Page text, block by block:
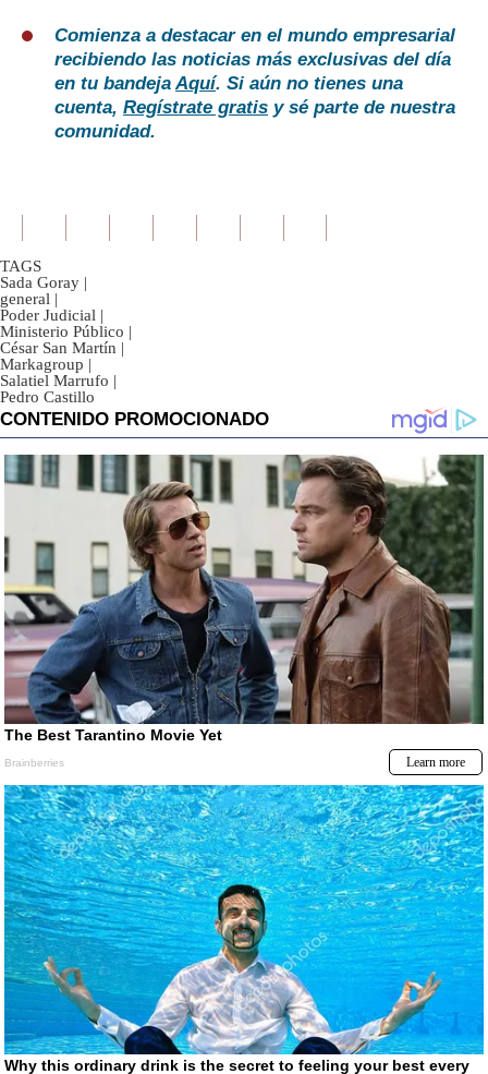
Comienza a destacar en el mundo empresarial
recibiendo las noticias más exclusivas del día
en tu bandejaAquí. Si aún no tienes una
cuenta, Regístrate gratis y sé parte de nuestra
comunidad.
TAGS
Sada Goray |
general |
Poder Judicial |
Ministerio Público |
César San Martín |
Markagroup |
Salatiel Marrufo |
Pedro Castillo